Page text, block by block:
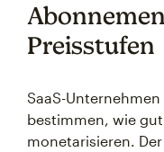
Preisstufen
SaaS-
bestimmen, wie
monetarisieren.